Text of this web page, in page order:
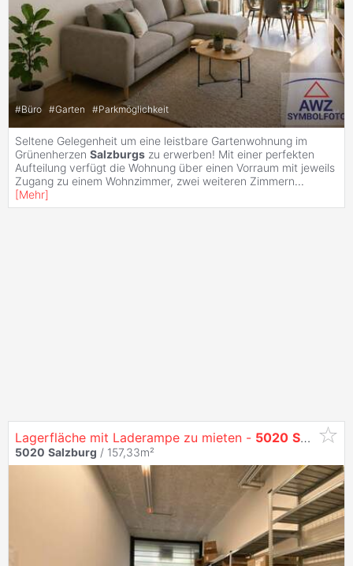
#Büro #Garten #Parkmöglichkeit
Seltene Gelegenheit um eine leistbare Gartenwohnung im
Grünenherzen Salzburgs zu erwerben! Mit einer perfekten
Aufteilung verfügt die Wohnung über einen Vorraum mit jeweils
Zugang zu einem Wohnzimmer, zwei weiteren Zimmern...
[Mehr]
Lagerfläche mit Laderampe zu mieten - 5020 Salzburg
5020 Salzburg / 157,33m²